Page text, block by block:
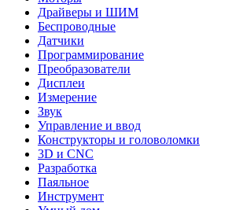
Драйверы и ШИМ
Беспроводные
Датчики
Программирование
Преобразователи
Дисплеи
Измерение
Звук
Управление и ввод
Конструкторы и головоломки
3D и CNC
Разработка
Паяльное
Инструмент